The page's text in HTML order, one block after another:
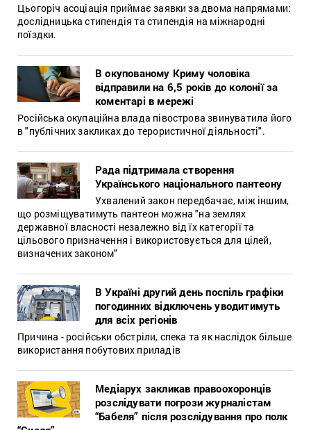
Цьогоріч асоціація приймає заявки за двома напрямами:
дослідницька стипендія та стипендія на міжнародні
поїздки.
В окупованому Криму чоловіка
відправили на 6,5 років до колонії за
коментарі в мережі
Російська окупаційна влада півострова звинуватила його
в "публічних закликах до терористичної діяльності".
Рада підтримала створення
Українського національного пантеону
Ухвалений закон передбачає, між іншим,
що розміщуватимуть пантеон можна "на землях
державної власності незалежно від їх категорії та
цільового призначення і використовується для цілей,
визначених законом"
В Україні другий день поспіль графіки
погодинних відключень уводитимуть
для всіх регіонів
Причина - російськи обстріли, спека та як наслідок більше
використання побутових приладів
Медіарух закликав правоохоронців
розслідувати погрози журналістам
“Бабеля” після розслідування про полк